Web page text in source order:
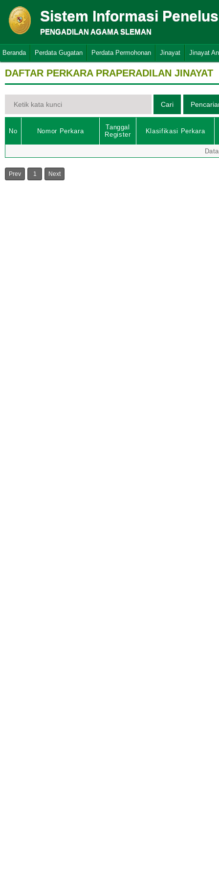
Sistem Informasi
PENGADILAN AGAMA SLEMAN
Beranda Perdata Gugatan Perdata Permohonan Jinayat Jinayat
DAFTAR PERKARA PRAPERADILAN JINAYAT
No Nomor Perkara
Tanggal
Register
Klasifikasi Perkara
Prev 1 Next